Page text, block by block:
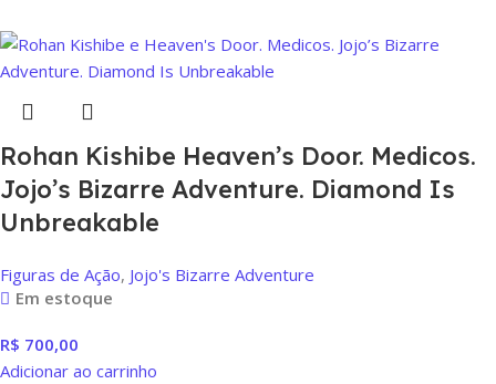
Rohan Kishibe Heaven’s Door. Medicos.
Jojo’s Bizarre Adventure. Diamond Is
Unbreakable
Figuras de Ação, Jojo's Bizarre Adventure
Em estoque
R$ 700,00
Adicionar ao carrinho